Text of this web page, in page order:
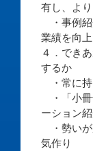
有し、よ
・事例紹
業績を向
４．でき
するか
・常に持
・「小冊
ーション
・勢いが
気作り